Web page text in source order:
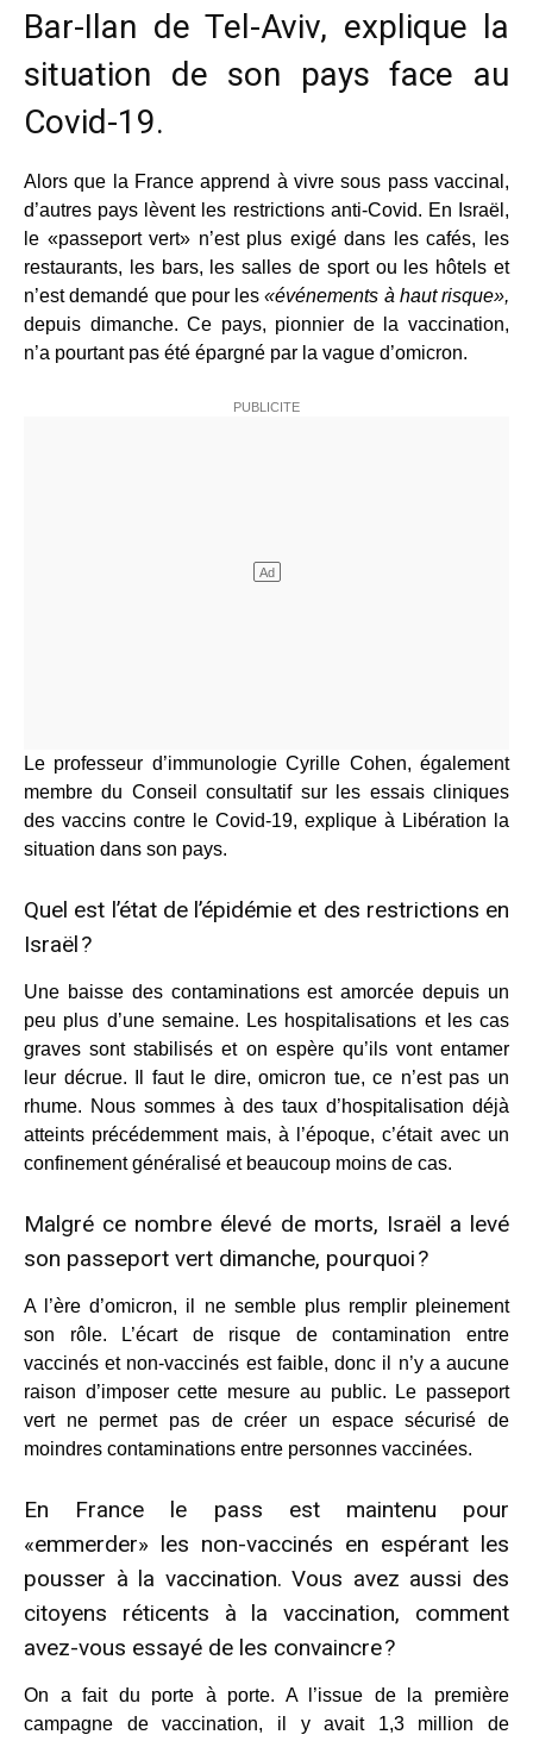
Bar-Ilan de Tel-Aviv, explique la
situation de son pays face au
Covid-19.
Alors que la France apprend à vivre sous pass vaccinal,
d’autres pays lèvent les restrictions anti-Covid. En Israël,
le «passeport vert» n’est plus exigé dans les cafés, les
restaurants, les bars, les salles de sport ou les hôtels et
n’est demandé que pour les «événements à haut risque»,
depuis dimanche. Ce pays, pionnier de la vaccination,
n’a pourtant pas été épargné par la vague d’omicron.
Le professeur d’immunologie Cyrille Cohen, également
membre du Conseil consultatif sur les essais cliniques
des vaccins contre le Covid-19, explique à Libération la
situation dans son pays.
Quel est l’état de l’épidémie et des restrictions en
Israël ?
Une baisse des contaminations est amorcée depuis un
peu plus d’une semaine. Les hospitalisations et les cas
graves sont stabilisés et on espère qu’ils vont entamer
leur décrue. Il faut le dire, omicron tue, ce n’est pas un
rhume. Nous sommes à des taux d’hospitalisation déjà
atteints précédemment mais, à l’époque, c’était avec un
confinement généralisé et beaucoup moins de cas.
Malgré ce nombre élevé de morts, Israël a levé
son passeport vert dimanche, pourquoi ?
A l’ère d’omicron, il ne semble plus remplir pleinement
son rôle. L’écart de risque de contamination entre
vaccinés et non-vaccinés est faible, donc il n’y a aucune
raison d’imposer cette mesure au public. Le passeport
vert ne permet pas de créer un espace sécurisé de
moindres contaminations entre personnes vaccinées.
En France le pass est maintenu pour
«emmerder» les non-vaccinés en espérant les
pousser à la vaccination. Vous avez aussi des
citoyens réticents à la vaccination, comment
avez-vous essayé de les convaincre ?
On a fait du porte à porte. A l’issue de la première
campagne de vaccination, il y avait 1,3 million de